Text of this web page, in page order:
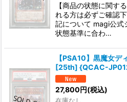
【商品の状態に関す
れる方は必ずご確認
記について magi公式
状態基準に合わ…
【PSA10】黒魔女デ
[25th] {QCAC-
27,800円(税込)
在庫なし